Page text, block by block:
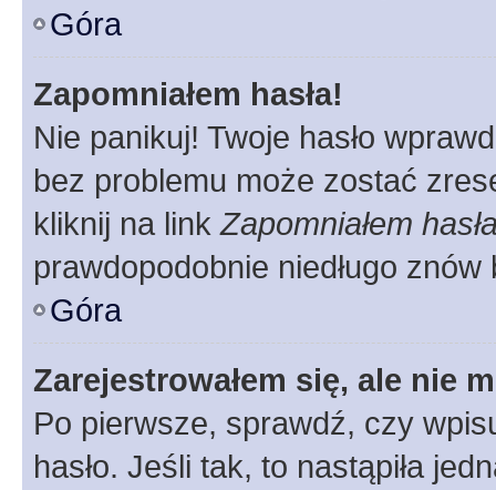
Góra
Zapomniałem hasła!
Nie panikuj! Twoje hasło
bez problemu może zostać
kliknij na linkZapomniałem
prawdopodobnie niedługo
Góra
Zarejestrowałem się, ale nie
Po pierwsze, sprawdź, czy
hasło. Jeśli tak, to nastąpiła